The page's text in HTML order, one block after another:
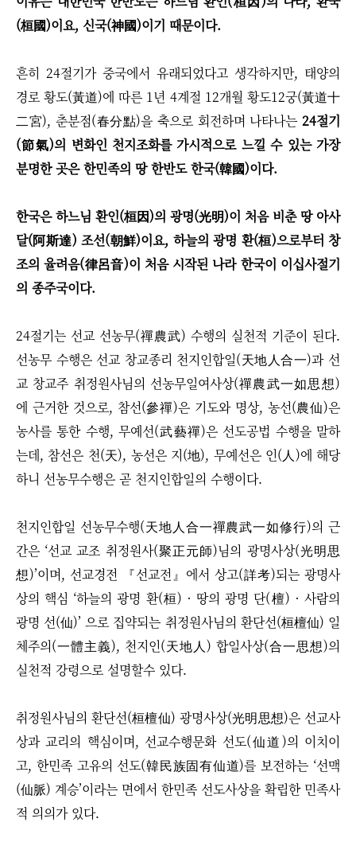
(桓國)이요, 신국(神國)이기 때문이다.
흔히 24절기가 중국에서 유래되었다고 생각하지만, 태양의
경로 황도(黃道)에 따른 1년 4계절 12개월 황도12궁(黃道十
二宮), 춘분점(春分點)을 축으로 회전하며 나타나는 24절기
(節氣)의 변화인 천지조화를 가시적으로 느낄 수 있는 가장
분명한 곳은 한민족의 땅 한반도 한국(韓國)이다.
한국은 하느님 환인(桓因)의 광명(光明)이 처음 비춘 땅 아사
달(阿斯達) 조선(朝鮮)이요, 하늘의 광명 환(桓)으로부터 창
조의 율려음(律呂音)이 처음 시작된 나라 한국이 이십사절기
의 종주국이다.
24절기는 선교 선농무(禪農武) 수행의 실천적 기준이 된다.
선농무 수행은 선교 창교종리 천지인합일(天地人合一)과 선
교 창교주 취정원사님의 선농무일여사상(禪農武一如思想)
에 근거한 것으로, 참선(參禪)은 기도와 명상, 농선(農仙)은
농사를 통한 수행, 무예선(武藝禪)은 선도공법 수행을 말하
는데, 참선은 천(天), 농선은 지(地), 무예선은 인(人)에 해당
하니 선농무수행은 곧 천지인합일의 수행이다.
천지인합일 선농무수행(天地人合一禪農武一如修行)의 근
간은 ‘선교 교조 취정원사(聚正元師)님의 광명사상(光明思
想)’이며, 선교경전 『선교전』에서 상고(詳考)되는 광명사
상의 핵심 ‘하늘의 광명 환(桓) · 땅의 광명 단(檀) · 사람의
광명 선(仙)’ 으로 집약되는 취정원사님의 환단선(桓檀仙) 일
체주의(一體主義), 천지인(天地人) 합일사상(合一思想)의
실천적 강령으로 설명할수 있다.
취정원사님의 환단선(桓檀仙) 광명사상(光明思想)은 선교사
상과 교리의 핵심이며, 선교수행문화 선도(仙道)의 이치이
고, 한민족 고유의 선도(韓民族固有仙道)를 보전하는 ‘선맥
(仙脈) 계승’이라는 면에서 한민족 선도사상을 확립한 민족사
적 의의가 있다.